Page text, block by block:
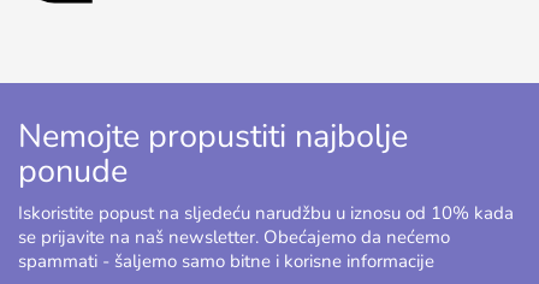
Nemojte propustiti najbolje
ponude
Iskoristite popust na sljedeću narudžbu u iznosu od 10% kada
se prijavite na naš newsletter. Obećajemo da nećemo
spammati - šaljemo samo bitne i korisne informacije